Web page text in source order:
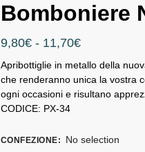
Bomboniere
9,80€ - 11,70€
Apribottiglie in metallo della
che renderanno unica la vostra
ogni occasioni e risultano
CODICE: PX-34
CONFEZIONE: No selection